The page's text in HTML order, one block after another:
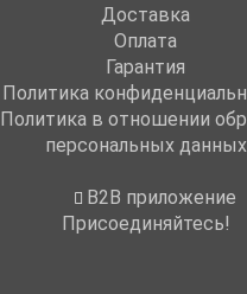
Доставка
Оплата
Гарантия
Политика
Политика в отношении
персональных данных
B2B приложение
Присоединяйтесь!